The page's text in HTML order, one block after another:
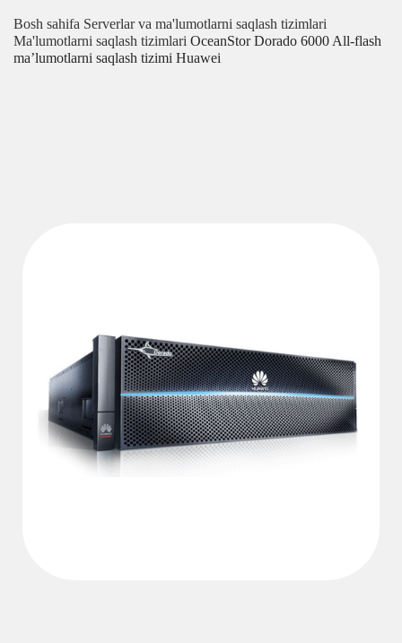
Bosh sahifa Serverlar va ma'lumotlarni saqlash tizimlari
Ma'lumotlarni saqlash tizimlari OceanStor Dorado 6000 All-flash
ma’lumotlarni saqlash tizimi Huawei